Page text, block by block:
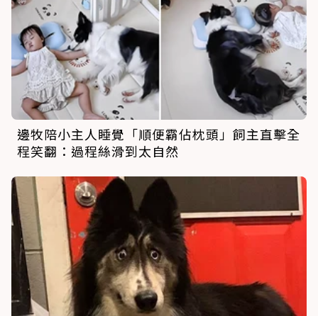
邊牧陪小主人睡覺「順便霸佔枕頭」飼主直擊全
程笑翻：過程絲滑到太自然